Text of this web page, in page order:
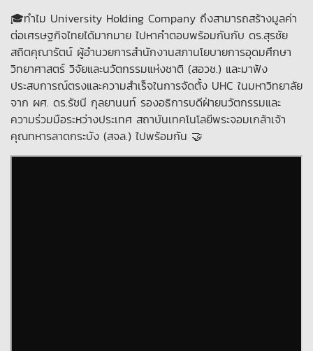
🎓ทำไม University Holding Company ถึงสามารถสร้างมูลค่า
ต่อเศรษฐกิจไทยได้มากมาย ไปหาคำตอบพร้อมกันกับ ดร.สุรชัย
สถิตคุณารัตน์ ผู้อำนวยการสำนักงานสภานโยบายการอุดมศึกษา
วิทยาศาสตร์ วิจัยและนวัตกรรมแห่งชาติ (สอวช.) และมาฟัง
ประสบการณ์ตรงและความสำเร็จในการจัดตั้ง UHC ในมหาวิทยาลัย
จาก ผศ. ดร.รัชนี กุลยานนท์ รองอธิการบดีฝ่ายนวัตกรรมและ
ความร่วมมือระหว่างประเทศ สถาบันเทคโนโลยีพระจอมเกล้าเจ้า
คุณทหารลาดกระบัง (สจล.) ไปพร้อมกัน 🤝